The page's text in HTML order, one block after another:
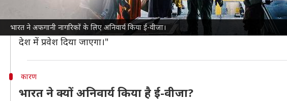
भारत ने अफगानी नागरिकों के लिए अनिवार्य किया ई-वीजा।
मंत्रालय ने आगे कहा, "मौजूदा हालातों में भारत की यात्रा करने के इच्छुक अफगान
देश में प्रवेश दिया जाएगा।"
कारण
भारत ने क्यों अनिवार्य किया है ई-वीजा?